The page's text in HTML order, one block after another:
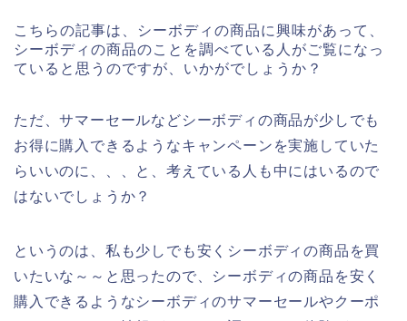
こちらの記事は、シーボディの商品に興味があって、
シーボディの商品のことを調べている人がご覧になっ
ていると思うのですが、いかがでしょうか？
ただ、サマーセールなどシーボディの商品が少しでも
お得に購入できるようなキャンペーンを実施していた
らいいのに、、、と、考えている人も中にはいるので
はないでしょうか？
というのは、私も少しでも安くシーボディの商品を買
いたいな～～と思ったので、シーボディの商品を安く
購入できるようなシーボディのサマーセールやクーポ